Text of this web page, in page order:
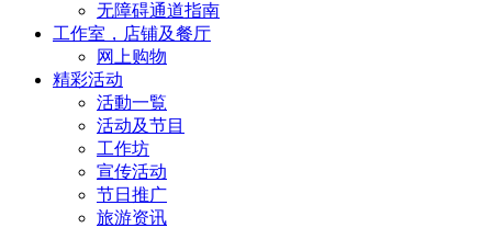
无障碍通道指南
工作室，店铺及餐厅
网上购物
精彩活动
活動一覧
活动及节目
工作坊
宣传活动
节日推广
旅游资讯